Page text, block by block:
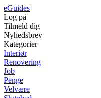
eGuides
Log på
Tilmeld dig
Nyhedsbrev
Kategorier
Interiør
Renovering
Job
Penge
Velvære